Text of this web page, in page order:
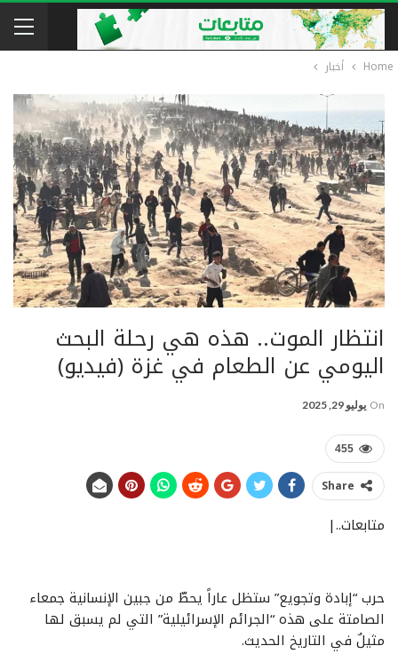
Home أخبار
انتظار الموت.. هذه هي رحلة البحث
اليومي عن الطعام في غزة (فيديو)
On يوليو 29, 2025
455
Share
متابعات..|
حرب “إبادة وتجويع” ستظل عاراً يحطّ من جبين الإنسانية جمعاء
الصامتة على هذه “الجرائم الإسرائيلية” التي لم يسبق لها
مثيلٌ في التاريخ الحديث.